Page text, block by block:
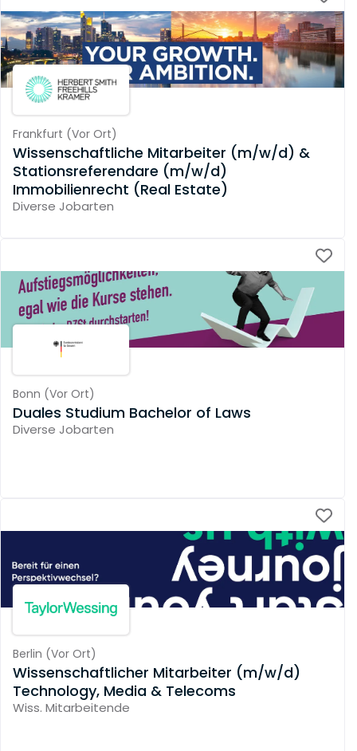
Frankfurt (Vor Ort)
Wissenschaftliche Mitarbeiter (m/w/d) &
Stationsreferendare (m/w/d)
Immobilienrecht (Real Estate)
Diverse Jobarten
Bonn (Vor Ort)
Duales Studium Bachelor of Laws
Diverse Jobarten
Berlin (Vor Ort)
Wissenschaftlicher Mitarbeiter (m/w/d)
Technology, Media & Telecoms
Wiss. Mitarbeitende